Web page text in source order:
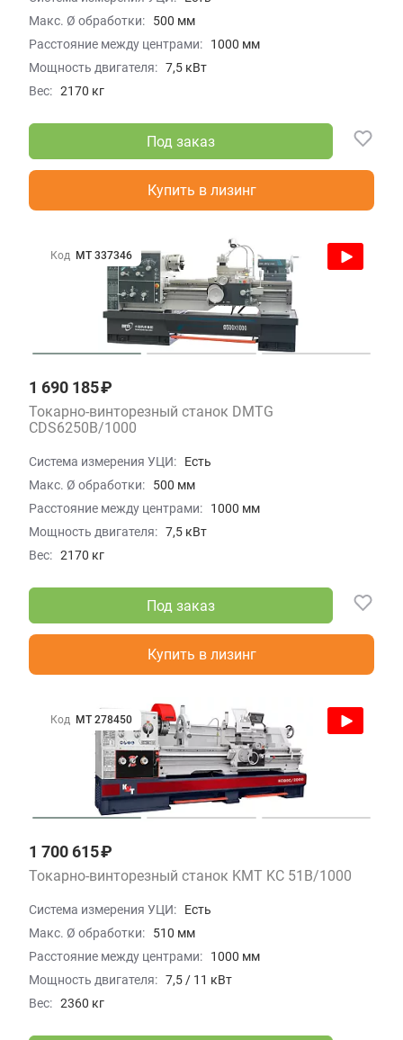
Макс. Ø обработки:
500 мм
Расстояние между центрами:
1000 мм
Мощность двигателя: 7,5 кВт
Вес: 2170 кг
Под заказ
Купить в лизинг
1 690 185 ₽
Токарно-винторезный станок DMTG
CDS6250B/1000
Система измерения УЦИ:
Есть
Макс. Ø обработки:
500 мм
Расстояние между центрами:
1000 мм
Мощность двигателя: 7,5 кВт
Вес: 2170 кг
Под заказ
Купить в лизинг
Код МТ 337346
1 700 615 ₽
Токарно-винторезный станок KMT KC 51B/1000
Система измерения УЦИ:
Есть
Макс. Ø обработки:
510 мм
Расстояние между центрами:
1000 мм
Мощность двигателя: 7,5 / 11 кВт
Вес: 2360 кг
Код МТ 278450